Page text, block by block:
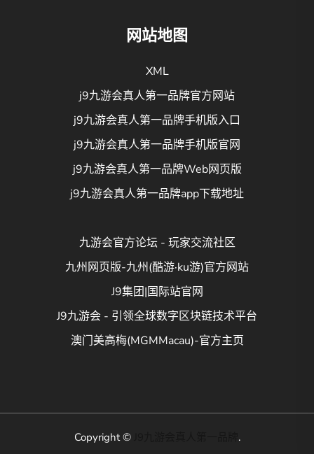
网站地图
XML
j9九游会真人第一品牌官方网站
j9九游会真人第一品牌手机版入口
j9九游会真人第一品牌手机版官网
j9九游会真人第一品牌Web网页版
j9九游会真人第一品牌app下载地址
九游会官方论坛 - 玩家交流社区
九州网页版-九州(酷游·ku游)官方网站
J9集团|国际站官网
J9九游会 - 引领全球数字区块链技术平台
澳门美高梅(MGMMacau)-官方主页
Copyright © .